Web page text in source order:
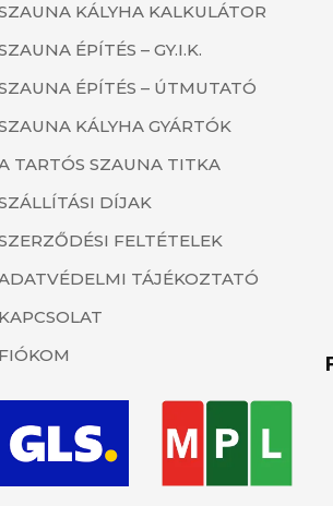
KÁLYHA KALKULÁTOR
ÉPÍTÉS – GY.I.K.
ÉPÍTÉS – ÚTMUTATÓ
KÁLYHA GYÁRTÓK
TARTÓS SZAUNA TITKA
DÍJAK
FELTÉTELEK
TÁJÉKOZTATÓ
KAPCSOLAT
FIÓKOM